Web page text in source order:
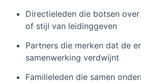
Directieleden die botsen
of stijl van leidinggeven
Partners die merken dat de
samenwerking verdwijnt
Familieleden die samen